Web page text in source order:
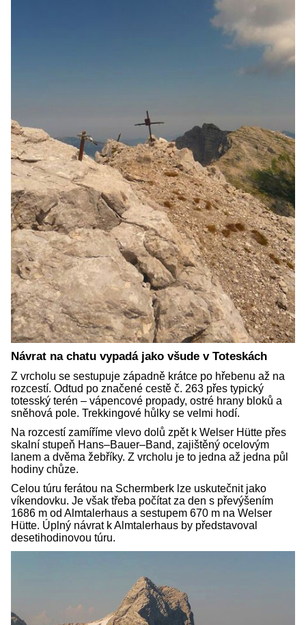
Návrat na chatu vypadá jako všude v Toteskách
Z vrcholu se sestupuje západně krátce po hřebenu až na
rozcestí. Odtud po značené cestě č. 263 přes typický
totesský terén – vápencové propady, ostré hrany bloků a
sněhová pole. Trekkingové hůlky se velmi hodí.
Na rozcestí zamíříme vlevo dolů zpět k Welser Hütte přes
skalní stupeň Hans–Bauer–Band, zajištěný ocelovým
lanem a dvěma žebříky. Z vrcholu je to jedna až jedna půl
hodiny chůze.
Celou túru ferátou na Schermberk lze uskutečnit jako
víkendovku. Je však třeba počítat za den s převýšením
1686 m od Almtalerhaus a sestupem 670 m na Welser
Hütte. Úplný návrat k Almtalerhaus by představoval
desetihodinovou túru.